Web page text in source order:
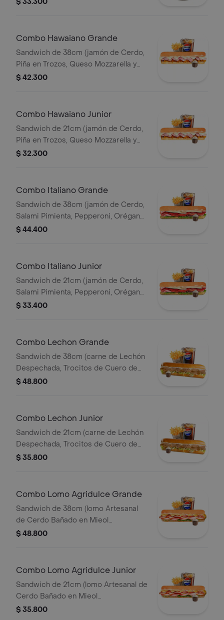
Combo Hawaiano Grande
Sandwich de 38cm (jamón de Cerdo,
Piña en Trozos, Queso Mozzarella y
Mayonesa) Papa Francesa 140gr
$ 42.300
Combo Hawaiano Junior
Sandwich de 21cm (jamón de Cerdo,
Piña en Trozos, Queso Mozzarella y
Mayonesa) Papa Francesa 140gr
$ 32.300
Combo Italiano Grande
Sandwich de 38cm (jamón de Cerdo,
Salami Pimienta, Pepperoni, Orégano,
Queso Parmesano, Queso Mozzarella,
$ 44.400
Combo Italiano Junior
Sandwich de 21cm (jamón de Cerdo,
Salami Pimienta, Pepperoni, Orégano,
Queso Parmesano, Queso Mozzarella,
$ 33.400
Combo Lechon Grande
Sandwich de 38cm (carne de Lechón
Despechada, Trocitos de Cuero de
Lechón, Queso Mozzarella, Lechuga y
$ 48.800
Combo Lechon Junior
Sandwich de 21cm (carne de Lechón
Despechada, Trocitos de Cuero de
Lechón, Queso Mozzarella, Lechuga y
$ 35.800
Combo Lomo Agridulce Grande
Sandwich de 38cm (lomo Artesanal
de Cerdo Bañado en Mieol
Mostaza,queso
$ 48.800
Combo Lomo Agridulce Junior
Sandwich de 21cm (lomo Artesanal de
Cerdo Bañado en Mieol
Mostaza,queso
$ 35.800